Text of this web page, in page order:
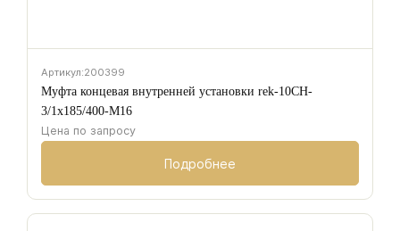
Артикул:200399
Муфта концевая внутренней установки rek-10CH-
3/1х185/400-M16
Цена по запросу
Подробнее